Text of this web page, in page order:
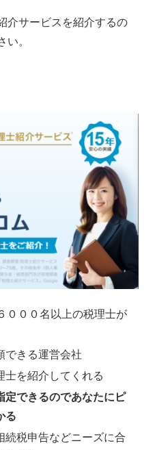
介サービスを紹介するの
い。
０００名以上の税理士が
できる運営会社
士を紹介してくれる
定できるのであなたにピ
る
続税申告などニーズに合